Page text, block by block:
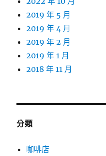
2019 年 5 月
2019 年 4 月
2019 年 2 月
2019 年 1 月
2018 年 11 月
分類
咖啡店